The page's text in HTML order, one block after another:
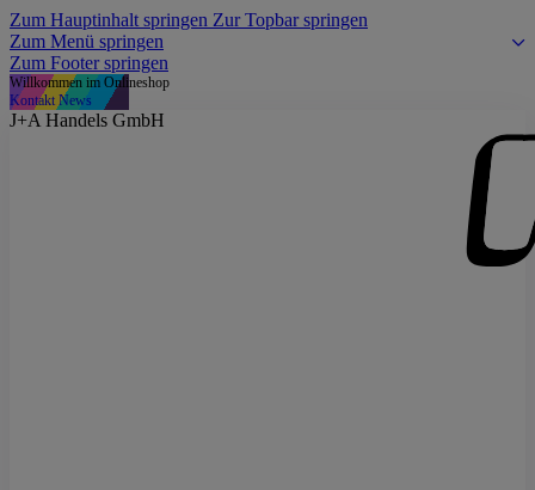
Zum Hauptinhalt springen Zur Topbar springen
Zum Menü springen
Zum Footer springen
Willkommen im Onlineshop
Kontakt News
J+A Handels GmbH